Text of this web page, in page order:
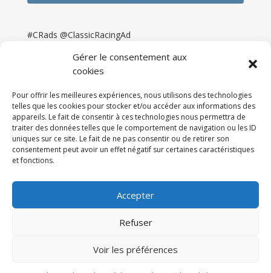
Gérer le consentement aux
cookies
Pour offrir les meilleures expériences, nous utilisons des technologies
telles que les cookies pour stocker et/ou accéder aux informations des
appareils. Le fait de consentir à ces technologies nous permettra de
traiter des données telles que le comportement de navigation ou les ID
uniques sur ce site. Le fait de ne pas consentir ou de retirer son
consentement peut avoir un effet négatif sur certaines caractéristiques
et fonctions.
Accepter
Refuser
Voir les préférences
#CRads @ClassicRacingAd
Newsletter & Presse
Partenaires
Tarifs
Espace Client
121DigitalGroup |